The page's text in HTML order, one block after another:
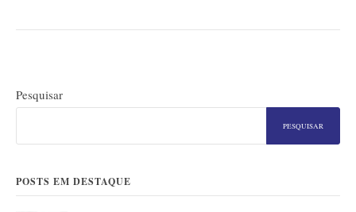
Pesquisar
PESQUISAR
POSTS EM DESTAQUE